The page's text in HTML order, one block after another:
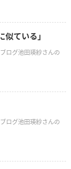
ている」
ログ池田瑛紗さんの
ログ池田瑛紗さんの